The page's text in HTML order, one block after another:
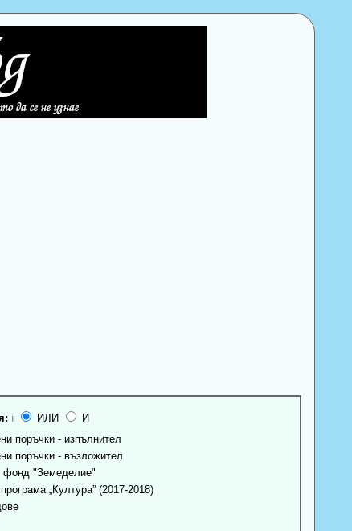
ℹ ИЛИ
И
поръчки - изпълнител
поръчки - възложител
фонд "Земеделие"
„Култура” (2017-2018)